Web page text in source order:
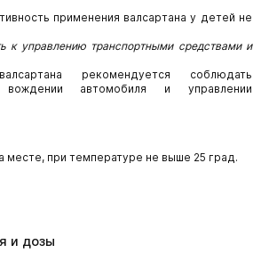
применения валсартана у детей не
к управлению транспортными средствами и
рекомендуется соблюдать
автомобиля и управлении
месте, при температуре не выше 25 град.
и дозы